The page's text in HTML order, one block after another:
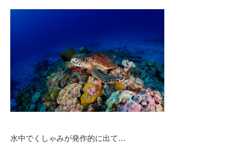
水中でくしゃみが発作的に出て…